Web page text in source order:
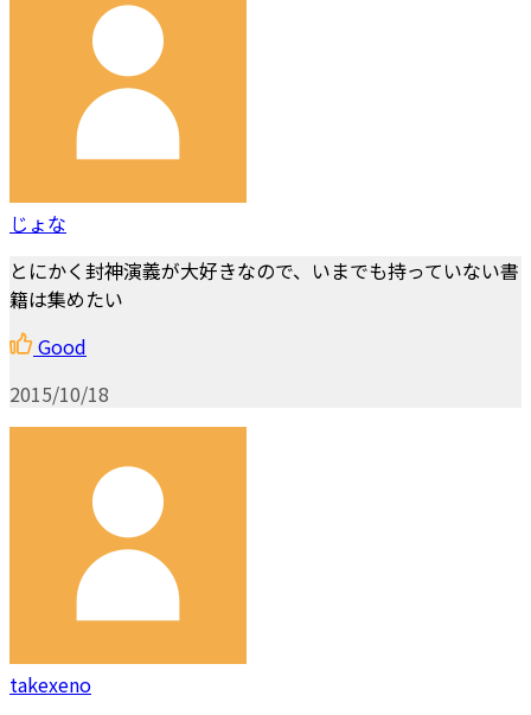
じょな
とにかく封神演義が大好きなので、いまでも持っていない書
籍は集めたい
Good
2015/10/18
takexeno